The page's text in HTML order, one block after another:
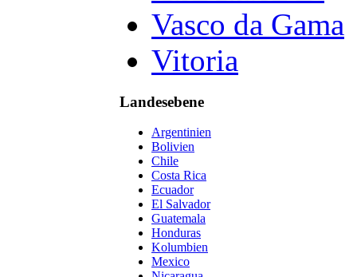
Vasco da Gama
Vitoria
Landesebene
Argentinien
Bolivien
Chile
Costa Rica
Ecuador
El Salvador
Guatemala
Honduras
Kolumbien
Mexico